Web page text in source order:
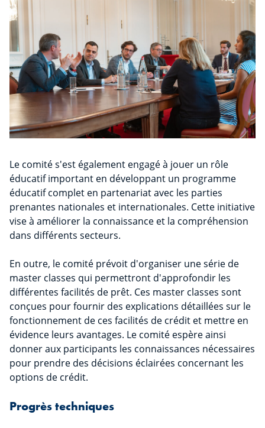
Le comité s'est également engagé à jouer un rôle
éducatif important en développant un programme
éducatif complet en partenariat avec les parties
prenantes nationales et internationales. Cette initiative
vise à améliorer la connaissance et la compréhension
dans différents secteurs.
En outre, le comité prévoit d'organiser une série de
master classes qui permettront d'approfondir les
différentes facilités de prêt. Ces master classes sont
conçues pour fournir des explications détaillées sur le
fonctionnement de ces facilités de crédit et mettre en
évidence leurs avantages. Le comité espère ainsi
donner aux participants les connaissances nécessaires
pour prendre des décisions éclairées concernant les
options de crédit.
Progrès techniques